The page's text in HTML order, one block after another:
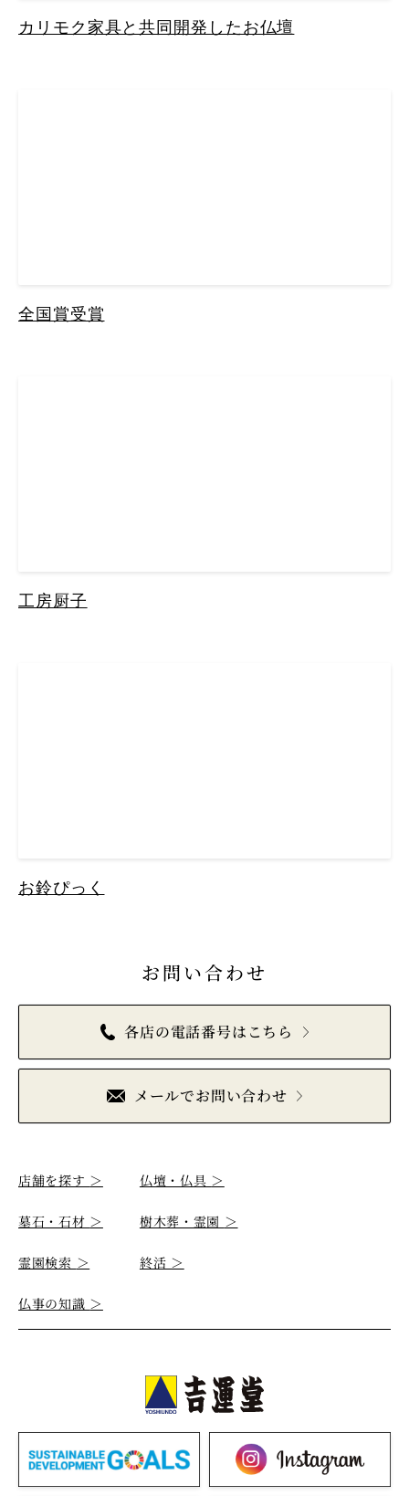
カリモク家具と共同開発したお仏壇
全国賞受賞
工房厨子
お鈴ぴっく
お問い合わせ
各店の電話番号はこちら
メールでお問い合わせ
店舗を探す ＞ 仏壇・仏具 ＞
墓石・石材 ＞ 樹木葬・霊園 ＞
霊園検索 ＞ 終活 ＞
仏事の知識 ＞